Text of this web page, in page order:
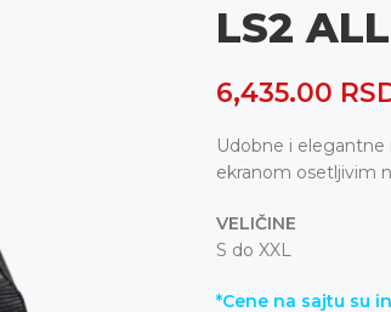
LS2
6,435.00
Udobne i elegantne
ekranom osetljivim
VELIČINE
S do XXL
*Cene na sajtu su